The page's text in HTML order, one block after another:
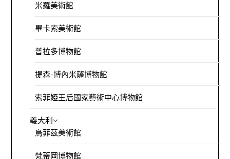
米羅美術館
畢卡索美術館
普拉多博物館
提森-博內米薩博物館
索菲婭王后國家藝術中心博物館
義大利
烏菲茲美術館
梵蒂岡博物館